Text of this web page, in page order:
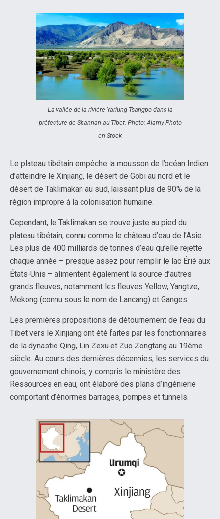
La vallée de la rivière Yarlung Tsangpo dans la
préfecture de Shannan au Tibet. Photo: Alamy Photo
en Stock
Le plateau tibétain empêche la mousson de l’océan Indien
d’atteindre le Xinjiang, le désert de Gobi au nord et le
désert de Taklimakan au sud, laissant plus de 90% de la
région impropre à la colonisation humaine.
Cependant, le Taklimakan se trouve juste au pied du
plateau tibétain, connu comme le château d’eau de l’Asie.
Les plus de 400 milliards de tonnes d’eau qu’elle rejette
chaque année – presque assez pour remplir le lac Érié aux
États-Unis – alimentent également la source d’autres
grands fleuves, notamment les fleuves Yellow, Yangtze,
Mekong (connu sous le nom de Lancang) et Ganges.
Les premières propositions de détournement de l’eau du
Tibet vers le Xinjiang ont été faites par les fonctionnaires
de la dynastie Qing, Lin Zexu et Zuo Zongtang au 19ème
siècle. Au cours des dernières décennies, les services du
gouvernement chinois, y compris le ministère des
Ressources en eau, ont élaboré des plans d’ingénierie
comportant d’énormes barrages, pompes et tunnels.